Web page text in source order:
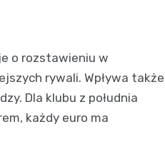
o rozstawieniu w
rywali. Wpływa także
Dla klubu z południa
każdy euro ma